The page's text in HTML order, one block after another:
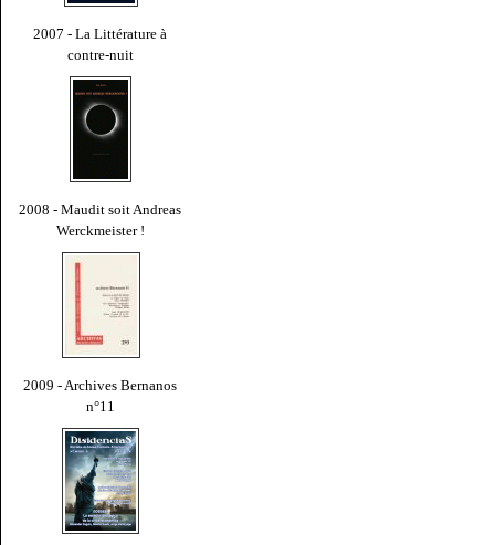
2007 - La Littérature à
contre-nuit
2008 - Maudit soit Andreas
Werckmeister !
2009 - Archives Bernanos
n°11